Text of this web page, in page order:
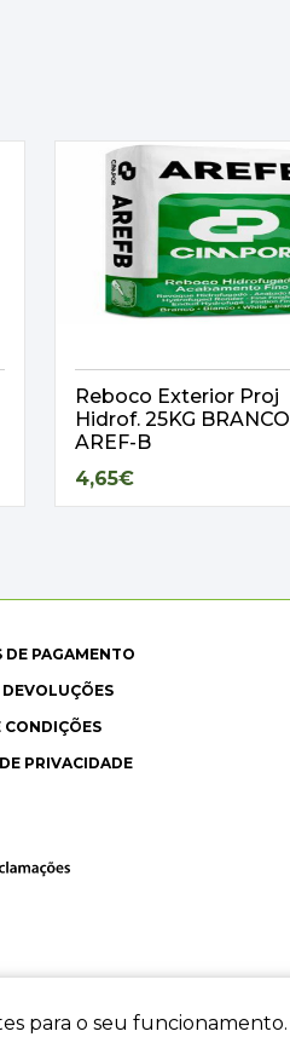
Reboco Exterior Proj
Hidrof. 25KG BRANCO
AREF-B
4,65€
para o seu funcionamento.
DE PAGAMENTO
DEVOLUÇÕES
CONDIÇÕES
PRIVACIDADE